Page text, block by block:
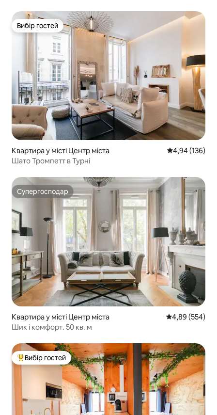
Вибір гостей
Вибір гостей
Квартира у місті Центр міста Середня
4,94 (136)
Шато Тромпетт в Турні
Супергосподар
Супергосподар
Квартира у місті Центр міста Середня
4,89 (554)
Шик і комфорт. 50 кв. м
Топ вибір гостей
Вибір гостей